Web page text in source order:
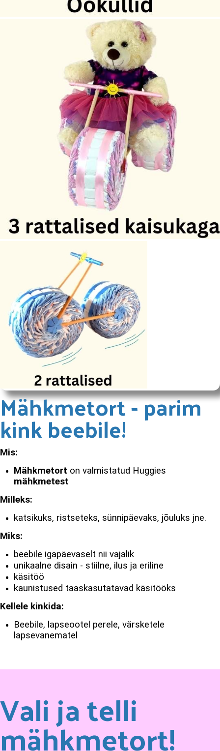
Mähkmetort - parim
kink beebile!
Mis:
Mähkmetort on valmistatud Huggies
mähkmetest
Milleks:
katsikuks, ristseteks, sünnipäevaks, jõuluks jne.
Miks:
beebile igapäevaselt nii vajalik
unikaalne disain - stiilne, ilus ja eriline
käsitöö
kaunistused taaskasutatavad käsitööks
Kellele kinkida:
Beebile, lapseootel perele, värsketele
lapsevanematel
Vali ja telli
mähkmetort!